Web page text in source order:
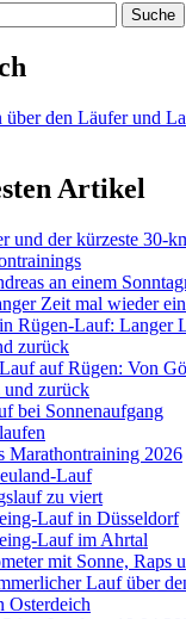
über den Läufer und
Artikel
und der kürzeste 30-
an einem
Zeit mal wieder
Rügen-Lauf: Langer
zurück
auf Rügen: Von
und zurück
bei Sonnenaufgang
Marathontraining 2026
Lauf
zu viert
Lauf in Düsseldorf
Lauf im Ahrtal
mit Sonne, Raps
Lauf über
Osterdeich